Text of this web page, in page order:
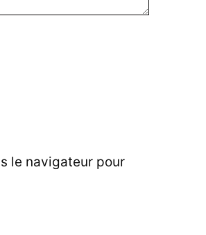
le navigateur pour